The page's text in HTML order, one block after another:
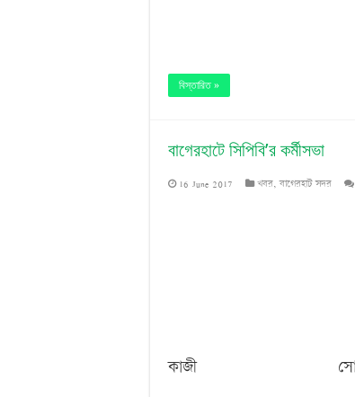
বিস্তারিত »
বাগেরহাটে সিপিবি’র কর্মীসভা
16 June 2017 খবর,বাগেরহাট সদর
কাজী